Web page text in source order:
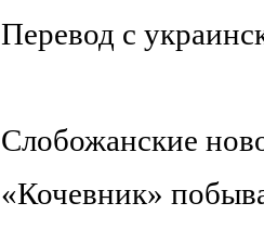
Перевод с
Слобожанские
«Кочевник»